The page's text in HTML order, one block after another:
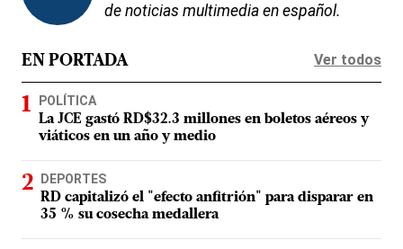
de noticias multimedia en español.
EN PORTADA Ver todos
POLÍTICA
La JCE gastó RD$32.3 millones en boletos aéreos y
viáticos en un año y medio
DEPORTES
RD capitalizó el "efecto anfitrión" para disparar en
35 % su cosecha medallera